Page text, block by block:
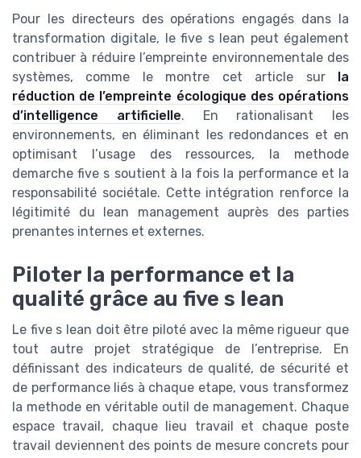
Pour les directeurs des opérations engagés dans la
transformation digitale, le five s lean peut également
contribuer à réduire l’empreinte environnementale des
systèmes, comme le montre cet article sur la
réduction de l’empreinte écologique des opérations
d’intelligence artificielle. En rationalisant les
environnements, en éliminant les redondances et en
optimisant l’usage des ressources, la methode
demarche five s soutient à la fois la performance et la
responsabilité sociétale. Cette intégration renforce la
légitimité du lean management auprès des parties
prenantes internes et externes.
Piloter la performance et la
qualité grâce au five s lean
Le five s lean doit être piloté avec la même rigueur que
tout autre projet stratégique de l’entreprise. En
définissant des indicateurs de qualité, de sécurité et
de performance liés à chaque etape, vous transformez
la methode en véritable outil de management. Chaque
espace travail, chaque lieu travail et chaque poste
travail deviennent des points de mesure concrets pour